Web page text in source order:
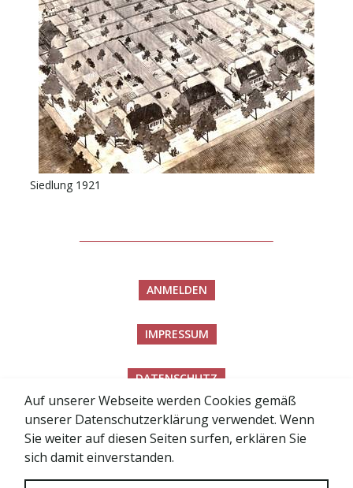
Auf unserer Webseite werden Cookies gemäß
unserer Datenschutzerklärung verwendet. Wenn
Sie weiter auf diesen Seiten surfen, erklären Sie
sich damit einverstanden.
Siedlung 1921
ANMELDEN
IMPRESSUM
DATENSCHUTZ
BARRIEREFREIHEITSERKLÄRUNG
SITEMAP